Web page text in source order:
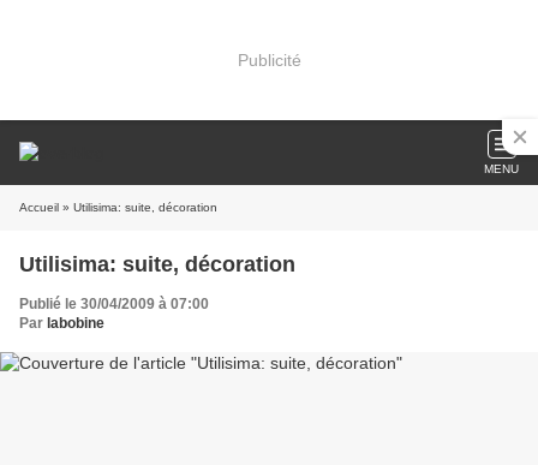
Publicité
MENU
Accueil » Utilisima: suite, décoration
Utilisima: suite, décoration
Publié le 30/04/2009 à 07:00
Par labobine